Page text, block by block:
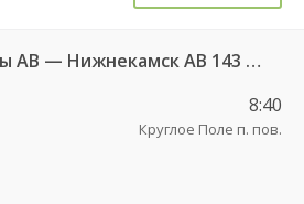
Набережные Челны АВ — Нижнекамск АВ 143 РТ
8:40
Круглое Поле п. пов.